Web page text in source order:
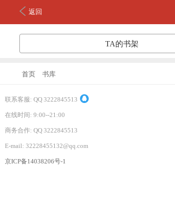
返回
TA的书架
首页 书库
联系客服: QQ 3222845513
在线时间: 9:00--21:00
商务合作: QQ 3222845513
E-mail: 32228455132@qq.com
京ICP备14038206号-1